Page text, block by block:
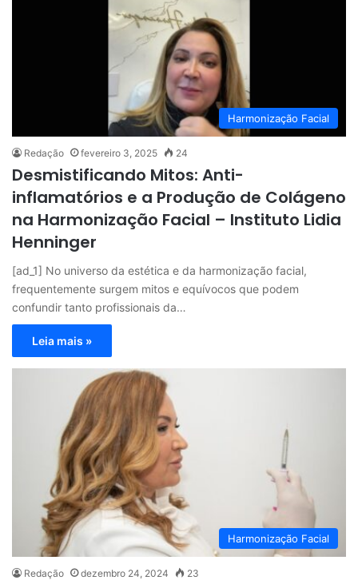
Harmonização Facial
Redação fevereiro 3, 2025 24
Desmistificando Mitos: Anti-
inflamatórios e a Produção de Colágeno
na Harmonização Facial – Instituto Lidia
Henninger
[ad_1] No universo da estética e da harmonização facial,
frequentemente surgem mitos e equívocos que podem
confundir tanto profissionais da…
Leia mais »
Harmonização Facial
Redação dezembro 24, 2024 23